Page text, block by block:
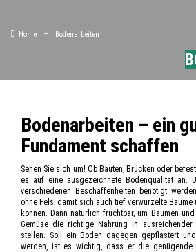
Home Bodenarbeiten
Bodenarbeiten – ein
Fundament schaffen
Sehen Sie sich um! Ob Bauten, Brücken oder
es auf eine ausgezeichnete Bodenqualität an.
verschiedenen Beschaffenheiten benötigt
ohne Fels, damit sich auch tief verwurzelte Bäume
können. Dann natürlich fruchtbar, um Bäumen
Gemüse die richtige Nahrung in
stellen. Soll ein Boden dagegen gepflastert
werden, ist es wichtig, dass er die genügende